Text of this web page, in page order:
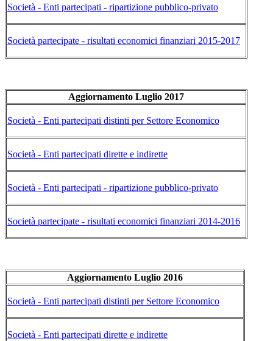
Società - Enti partecipati - ripartizione pubblico-privato
Società partecipate - risultati economici finanziari 2015-2017
Aggiornamento Luglio 2017
Società - Enti partecipati distinti per Settore Economico
Società - Enti partecipati dirette e indirette
Società - Enti partecipati - ripartizione pubblico-privato
Società partecipate - risultati economici finanziari 2014-2016
Aggiornamento Luglio 2016
Società - Enti partecipati distinti per Settore Economico
Società - Enti partecipati dirette e indirette